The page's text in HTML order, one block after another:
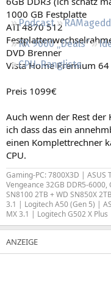
Podcast
RX 9000 „Deals“
CPU-Rangliste
1000 GB Festplatte
ATI 4870 512
DVD Brenner
Vista Home Premium 64
Preis 1099€
Auch wenn der Rest
ich dass das ein
einen Komplettrechner
CPU.
Gaming-PC: 7800X3D |
Vengeance 32GB DDR5-6000,
SN8100 2TB + WD SN850X
3.1 | Logitech A50 (Gen 5) |
MX 3.1 | Logitech G502 X Plus